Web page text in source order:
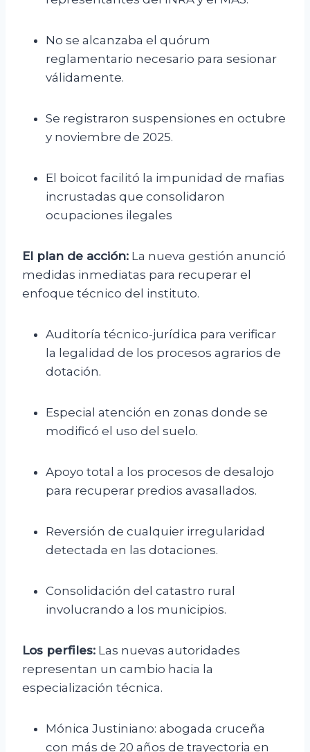
No se alcanzaba el quórum
reglamentario necesario para sesionar
válidamente.
Se registraron suspensiones en octubre
y noviembre de 2025.
El boicot facilitó la impunidad de mafias
incrustadas que consolidaron
ocupaciones ilegales
El plan de acción: La nueva gestión anunció
medidas inmediatas para recuperar el
enfoque técnico del instituto.
Auditoría técnico-jurídica para verificar
la legalidad de los procesos agrarios de
dotación.
Especial atención en zonas donde se
modificó el uso del suelo.
Apoyo total a los procesos de desalojo
para recuperar predios avasallados.
Reversión de cualquier irregularidad
detectada en las dotaciones.
Consolidación del catastro rural
involucrando a los municipios.
Los perfiles: Las nuevas autoridades
representan un cambio hacia la
especialización técnica.
Mónica Justiniano: abogada cruceña
con más de 20 años de trayectoria en